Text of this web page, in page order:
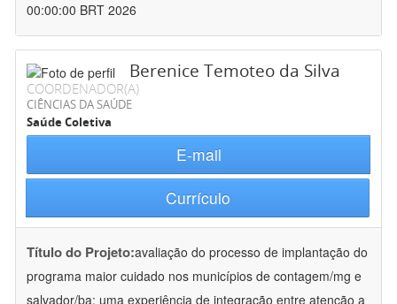
00:00:00 BRT 2026
Berenice Temoteo da Silva
COORDENADOR(A)
CIÊNCIAS DA SAÚDE
Saúde Coletiva
E-mail
Currículo
Título do Projeto:avaliação do processo de implantação do
programa maior cuidado nos municípios de contagem/mg e
salvador/ba: uma experiência de integração entre atenção a